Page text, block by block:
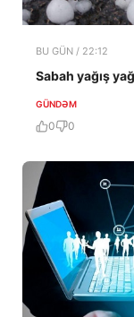
BU GÜN / 22:12
Sabah yağış
GÜNDƏM
0 0